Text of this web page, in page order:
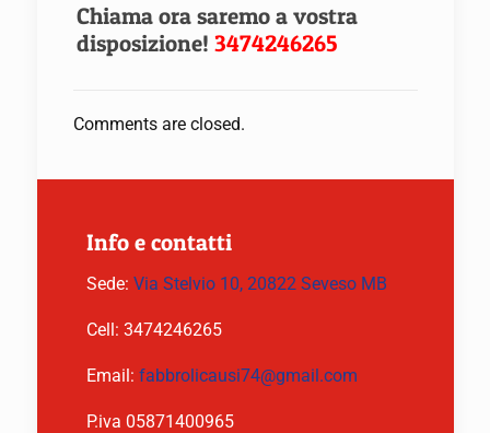
Chiama ora saremo a vostra
disposizione! 3474246265
Comments are closed.
Info e contatti
Sede: Via Stelvio 10, 20822 Seveso MB
Cell: 3474246265
Email: fabbrolicausi74@gmail.com
P.iva 05871400965